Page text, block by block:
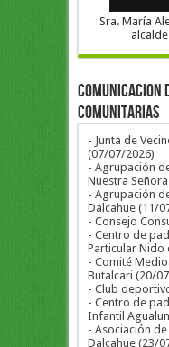
Sra. María
COMUNICACION
COMUNITARIAS
- Junta de
(07/07/2026)
- Agrupación
Nuestra
- Agrupación
Dalcahue (11/
- Consejo
- Centro de
Particular Nido
- Comité
Butalcari (20/
- Club
- Centro de
Infantil
- Asociación
Dalcahue (23/